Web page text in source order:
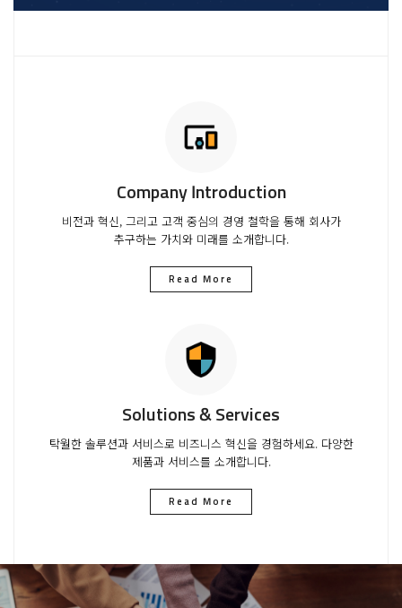
Company Introduction
비전과 혁신, 그리고 고객 중심의 경영 철학을 통해 회사가
추구하는 가치와 미래를 소개합니다.
Read More
Solutions & Services
탁월한 솔루션과 서비스로 비즈니스 혁신을 경험하세요. 다양한
제품과 서비스를 소개합니다.
Read More